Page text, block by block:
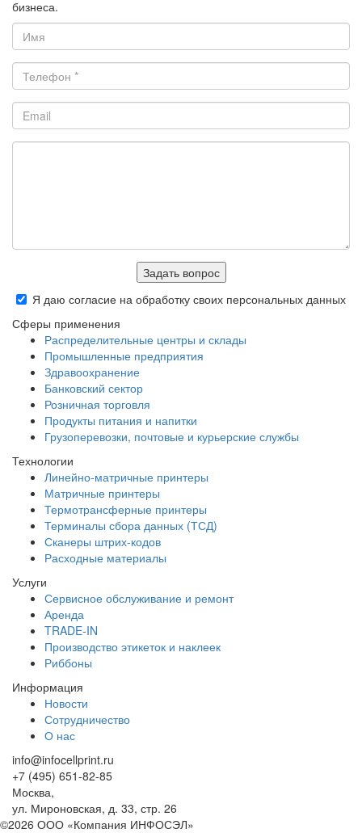
бизнеса.
Задать вопрос
Я даю согласие на обработку своих персональных данных
Сферы применения
Распределительные центры и склады
Промышленные предприятия
Здравоохранение
Банковский сектор
Розничная торговля
Продукты питания и напитки
Грузоперевозки, почтовые и курьерские службы
Технологии
Линейно-матричные принтеры
Матричные принтеры
Термотрансферные принтеры
Терминалы сбора данных (ТСД)
Сканеры штрих-кодов
Расходные материалы
Услуги
Сервисное обслуживание и ремонт
Аренда
TRADE-IN
Производство этикеток и наклеек
Риббоны
Информация
Новости
Сотрудничество
О нас
info@infocellprint.ru
+7 (495) 651-82-85
Москва,
ул. Мироновская, д. 33, стр. 26
©2026 ООО «Компания ИНФОСЭЛ»